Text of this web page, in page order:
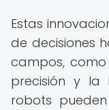
Estas
de decisiones
campos,
precisión y la
robots